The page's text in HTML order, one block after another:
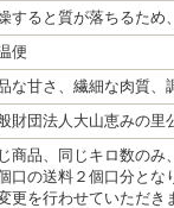
すると質が落ちるため
便
な甘さ、繊細な肉質、
財団法人大山恵みの里
商品、同じキロ数の
口の送料２個口分と
更を行わせていただき